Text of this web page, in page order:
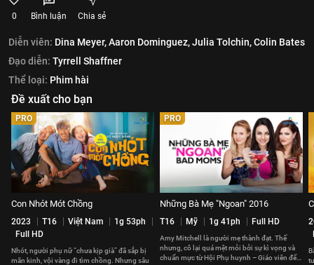
0 Bình luận Chia sẻ
Diễn viên: Dina Meyer,Aaron Dominguez,Julia Tolchin,Colin Bates
Đạo diễn: Tyrrell Shaffner
Thể loại: Phim hài
Đề xuất cho bạn
PRO
Con Nhót Mót Chồng
2023 T16 Việt Nam
1g 53ph
Full HD
Nhót, người phụ nữ “chưa kịp già” đã sắp bị
mãn kinh, vội vàng đi tìm chồng. Nhưng sâu
PRO
Những Bà Mẹ "Ngoan" 2016
T16 Mỹ 1g 41ph Full HD
Amy Mitchell là người mẹ thành đạt. Thế
nhưng, cô lại quá mệt mỏi bởi sự kì vọng và
chuẩn mực từ Hội Phụ huynh – Giáo viên để